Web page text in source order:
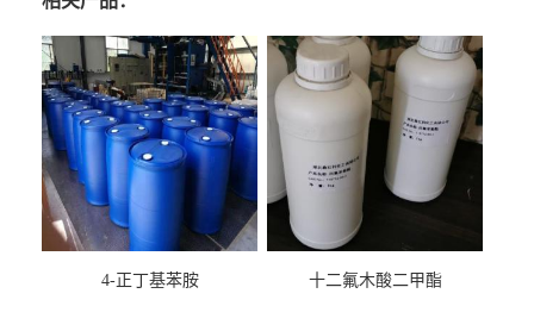
4-正丁基苯胺 十二氟木酸二甲酯